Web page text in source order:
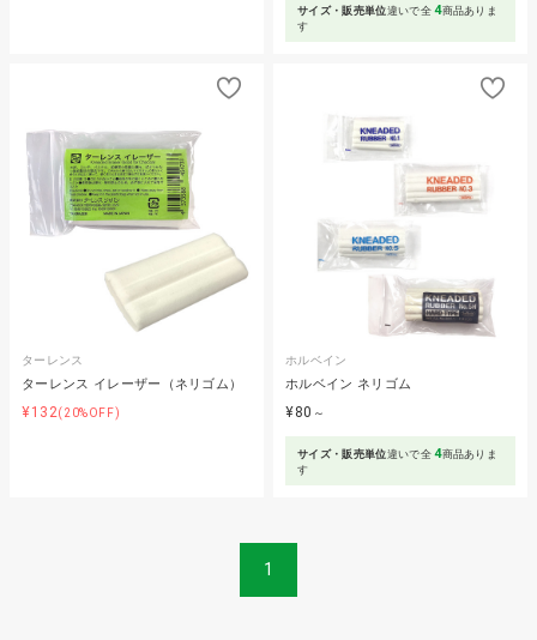
サイズ・販売単位違いで全4商品ありま
す
ターレンス
ターレンス イレーザー（ネリゴム）
¥132(20%OFF)
ホルベイン
ホルベイン ネリゴム
¥80 ～
サイズ・販売単位違いで全4商品ありま
す
1